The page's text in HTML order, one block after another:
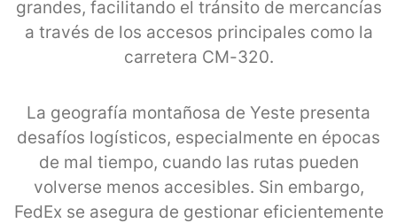
grandes, facilitando el tránsito de mercancías
a través de los accesos principales como la
carretera CM-320.
La geografía montañosa de Yeste presenta
desafíos logísticos, especialmente en épocas
de mal tiempo, cuando las rutas pueden
volverse menos accesibles. Sin embargo,
FedEx se asegura de gestionar eficientemente